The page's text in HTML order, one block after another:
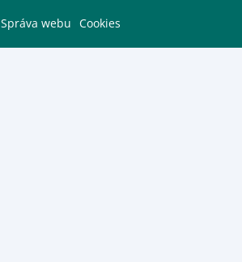
Správa webu Cookies